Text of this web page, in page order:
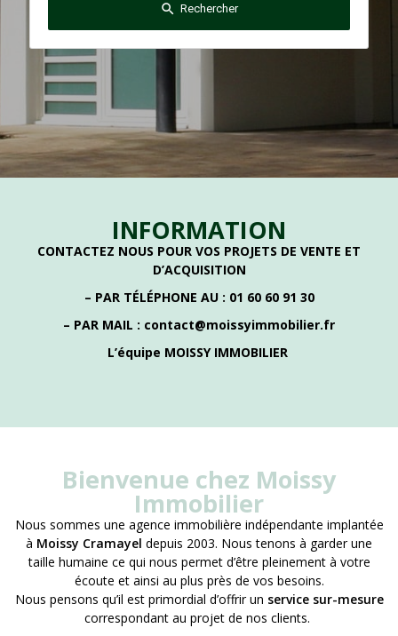
search Rechercher
INFORMATION
CONTACTEZ NOUS POUR VOS PROJETS DE VENTE ET
D’ACQUISITION
– PAR TÉLÉPHONE AU : 01 60 60 91 30
– PAR MAIL : contact@moissyimmobilier.fr
L’équipe MOISSY IMMOBILIER
Bienvenue chez Moissy
Immobilier
Nous sommes une agence immobilière indépendante implantée
à Moissy Cramayel depuis 2003. Nous tenons à garder une
taille humaine ce qui nous permet d’être pleinement à votre
écoute et ainsi au plus près de vos besoins.
Nous pensons qu’il est primordial d’offrir un service sur-mesure
correspondant au projet de nos clients.